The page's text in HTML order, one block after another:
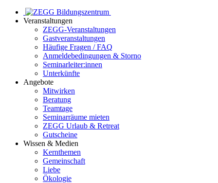
Veranstaltungen
ZEGG-Veranstaltungen
Gastveranstaltungen
Häufige Fragen / FAQ
Anmeldebedingungen & Storno
Seminarleiter:innen
Unterkünfte
Angebote
Mitwirken
Beratung
Teamtage
Seminarräume mieten
ZEGG Urlaub & Retreat
Gutscheine
Wissen & Medien
Kernthemen
Gemeinschaft
Liebe
Ökologie